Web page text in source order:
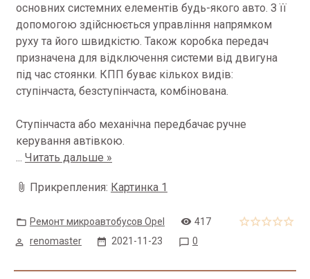
основних системних елементів будь-якого авто. З її
допомогою здійснюється управління напрямком
руху та його швидкістю. Також коробка передач
призначена для відключення системи від двигуна
під час стоянки. КПП буває кількох видів:
ступінчаста, безступінчаста, комбінована.
Ступінчаста або механічна передбачає ручне
керування автівкою.
... Читать дальше »
Прикрепления: Картинка 1
Ремонт микроавтобусов Opel
417
renomaster
2021-11-23 0